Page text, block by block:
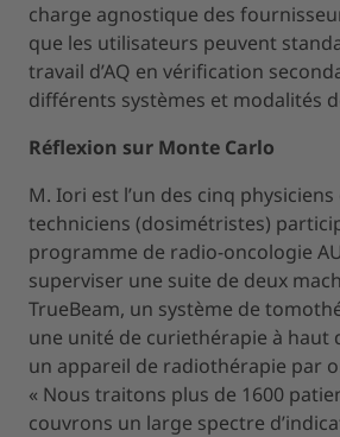
charge agnostique des
que les utilisateurs peuvent
travail d’AQ en vérification
différents systèmes et modalités
Réflexion sur Monte Carlo
M. Iori est l’un des cinq
techniciens (dosimétristes)
programme de radio-oncologie
superviser une suite de deux
TrueBeam, un système de
une unité de curiethérapie à haut
un appareil de radiothérapie par
« Nous traitons plus de 1600
couvrons un large spectre